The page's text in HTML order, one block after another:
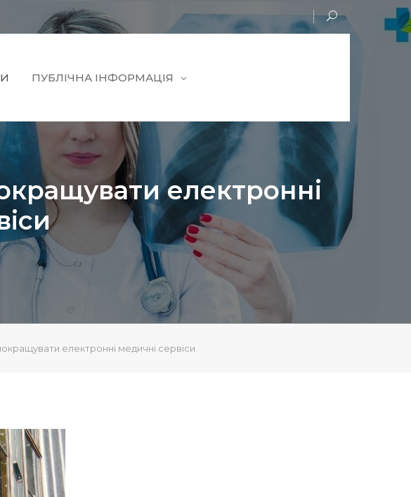
ПУБЛІЧНА ІНФОРМАЦІЯ
електронні
електронні медичні сервіси